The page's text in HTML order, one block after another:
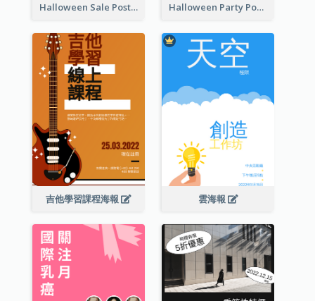
Halloween Sale Poster Halloween Party Poster
吉他學習課程海報 雲海報